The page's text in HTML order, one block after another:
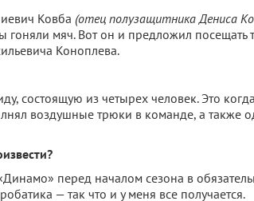
Ковба (отец полузащитника Дениса
гоняли мяч. Вот он и предложил посещать
Коноплева.
состоящую из четырех человек. Это
воздушные трюки в команде, а также
перед началом сезона в
— так что и у меня все получается.